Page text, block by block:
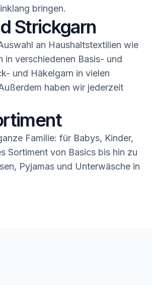
bringen.
Strickgarn
an Haushaltstextilien wie
in verschiedenen Basis- und
und Häkelgarn in vielen
haben wir jederzeit
Familie: für Babys, Kinder,
Sortiment von Basics bis hin zu
Pyjamas und Unterwäsche in